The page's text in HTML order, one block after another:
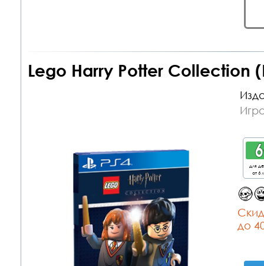
Lego Harry Potter Collection
для
от 6
до